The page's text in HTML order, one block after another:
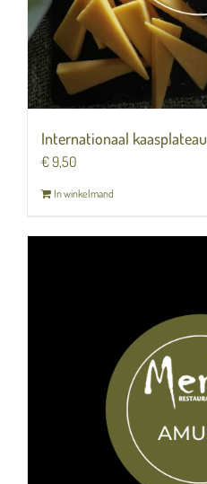
Internationaal kaasplateau
€9,50
In winkelmand